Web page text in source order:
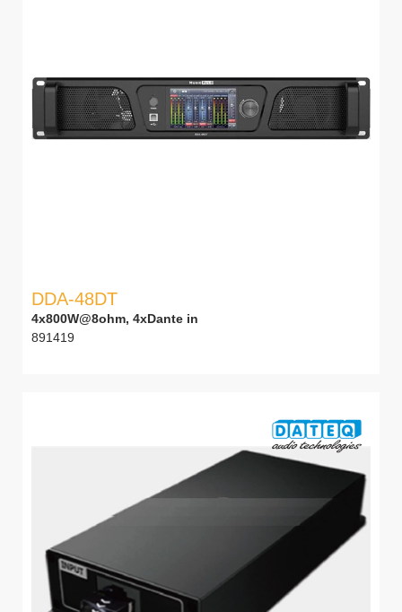
DDA-48DT
4x800W@8ohm, 4xDante in
891419